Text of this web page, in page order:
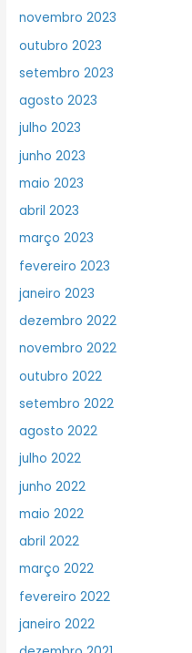
novembro 2023
outubro 2023
setembro 2023
agosto 2023
julho 2023
junho 2023
maio 2023
abril 2023
março 2023
fevereiro 2023
janeiro 2023
dezembro 2022
novembro 2022
outubro 2022
setembro 2022
agosto 2022
julho 2022
junho 2022
maio 2022
abril 2022
março 2022
fevereiro 2022
janeiro 2022